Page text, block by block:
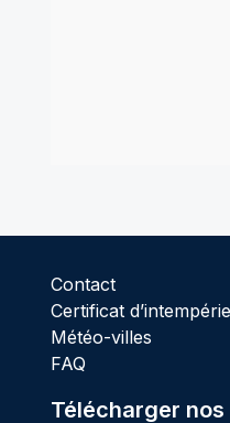
Contact
Certificat d’intempérie
Météo-villes
FAQ
Télécharger